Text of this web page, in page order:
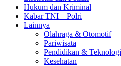
Hukum dan Kriminal
Kabar TNI – Polri
Lainnya
Olahraga & Otomotif
Pariwisata
Pendidikan & Teknologi
Kesehatan